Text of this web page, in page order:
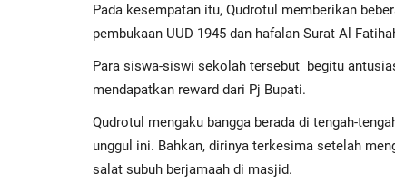
Pada kesempatan itu, Qudrotul memberikan
pembukaan UUD 1945 dan hafalan Surat Al
Para siswa-siswi sekolah tersebut begitu
mendapatkan reward dari Pj Bupati.
Qudrotul mengaku bangga berada di tengah-
unggul ini. Bahkan, dirinya terkesima setelah
salat subuh berjamaah di masjid.